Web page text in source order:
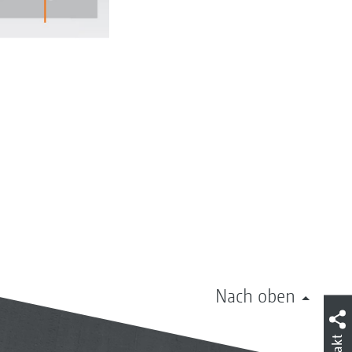
Nach oben